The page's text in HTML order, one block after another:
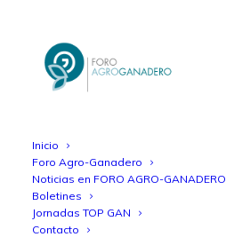
Inicio
Foro Agro-Ganadero
Noticias en FORO AGRO-GANADERO
Boletines
Jornadas TOP GAN
Contacto